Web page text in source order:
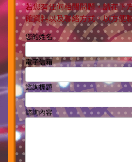
若您有任何相關問題，請在下
確資料以及聯絡方式，以方便
您的姓名
電子信箱
諮詢標題
諮詢內容